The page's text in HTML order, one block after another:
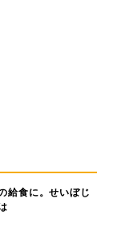
給食に。せいぼじ